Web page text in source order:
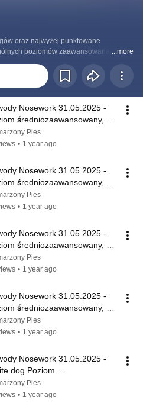
oraz najwyżej punktowane
poziomów zaawansowana i klas
...more
Nosework 31.05.2025 -
średniozaawansowany,
1 - Najwyżej punktowane
Pies
• 1 year ago
Nosework 31.05.2025 -
średniozaawansowany,
2 - Najwyżej punktowane
Pies
• 1 year ago
Nosework 31.05.2025 -
średniozaawansowany,
3 - Najwyżej punktowane
Pies
• 1 year ago
Nosework 31.05.2025 -
średniozaawansowany,
4 - Najwyżej punktowane
Pies
• 1 year ago
Nosework 31.05.2025 -
dog Poziom
Ring 1
Pies
• 1 year ago